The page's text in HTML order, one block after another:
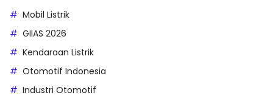
Mobil Listrik
GIIAS 2026
Kendaraan Listrik
Otomotif Indonesia
Industri Otomotif